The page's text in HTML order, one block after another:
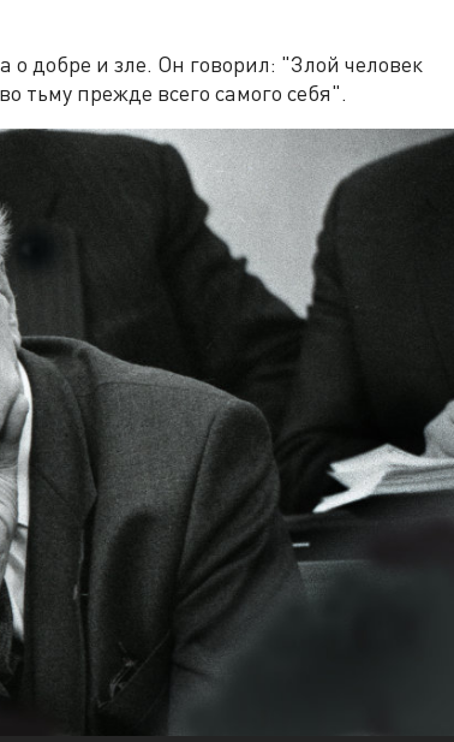
добре и зле. Он говорил: "Злой человек
тьму прежде всего самого себя".